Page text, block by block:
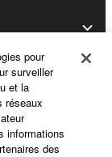
pour
surveiller
et la
réseaux
informations
des